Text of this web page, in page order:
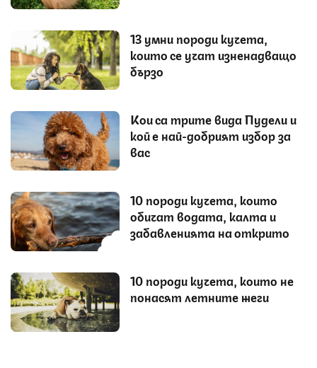
13 умни породи кучета,
които се учат изненадващо
бързо
Кои са трите вида Пудели и
кой е най-добрият избор за
вас
10 породи кучета, които
обичат водата, калта и
забавленията на открито
10 породи кучета, които не
понасят летните жеги